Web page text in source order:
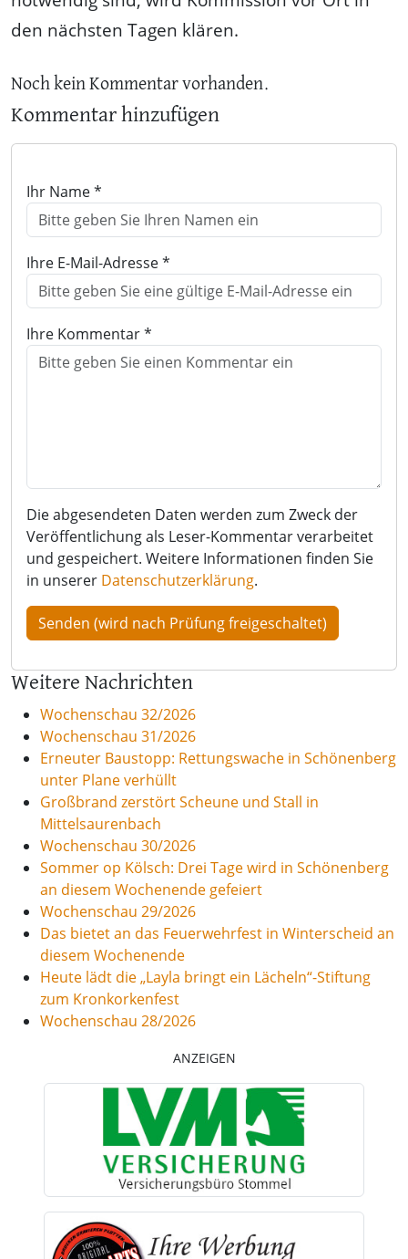
den nächsten Tagen klären.
Noch kein Kommentar vorhanden.
Kommentar hinzufügen
Ihr Name *
Ihre E-Mail-Adresse *
Ihre Kommentar *
Die abgesendeten Daten werden zum Zweck der
Veröffentlichung als Leser-Kommentar verarbeitet
und gespeichert. Weitere Informationen finden Sie
in unserer Datenschutzerklärung.
Weitere Nachrichten
Wochenschau 32/2026
Wochenschau 31/2026
Erneuter Baustopp: Rettungswache in Schönenberg
unter Plane verhüllt
Großbrand zerstört Scheune und Stall in
Mittelsaurenbach
Wochenschau 30/2026
Sommer op Kölsch: Drei Tage wird in Schönenberg
an diesem Wochenende gefeiert
Wochenschau 29/2026
Das bietet an das Feuerwehrfest in Winterscheid an
diesem Wochenende
Heute lädt die „Layla bringt ein Lächeln“-Stiftung
zum Kronkorkenfest
Wochenschau 28/2026
ANZEIGEN